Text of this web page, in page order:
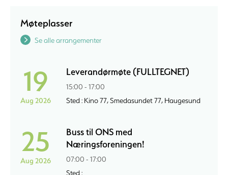
Møteplasser
Se alle arrangementer
19
Aug 2026
Leverandørmøte (FULLTEGNET)
15:00 - 17:00
Sted : Kino 77, Smedasundet 77, Haugesund
25
Aug 2026
Buss til ONS med
Næringsforeningen!
07:00 - 17:00
Sted :